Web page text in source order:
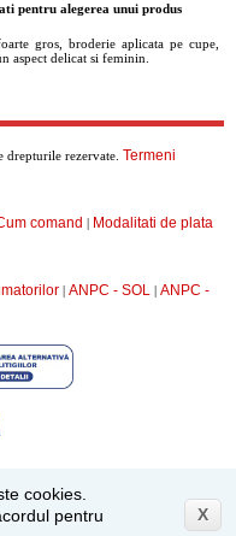
pentru alegerea unui produs
gros, broderie aplicata pe cupe,
aspect delicat si feminin.
rezervate. Termeni
comand | Modalitati de plata
| ANPC - SOL | ANPC -
cookies.
pentru
X